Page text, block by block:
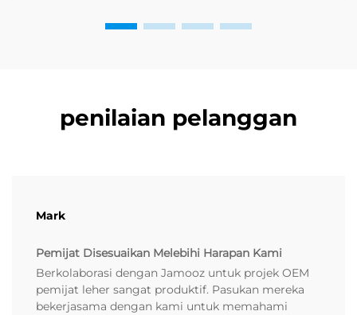
penilaian pelanggan
Mark
Pemijat Disesuaikan Melebihi Harapan Kami
Berkolaborasi dengan Jamooz untuk projek OEM
pemijat leher sangat produktif. Pasukan mereka
bekerjasama dengan kami untuk memahami